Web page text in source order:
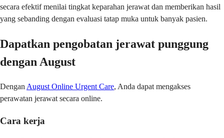
secara efektif menilai tingkat keparahan jerawat dan memberikan hasil
yang sebanding dengan evaluasi tatap muka untuk banyak pasien.
Dapatkan pengobatan jerawat punggung
dengan August
Dengan August Online Urgent Care, Anda dapat mengakses
perawatan jerawat secara online.
Cara kerja